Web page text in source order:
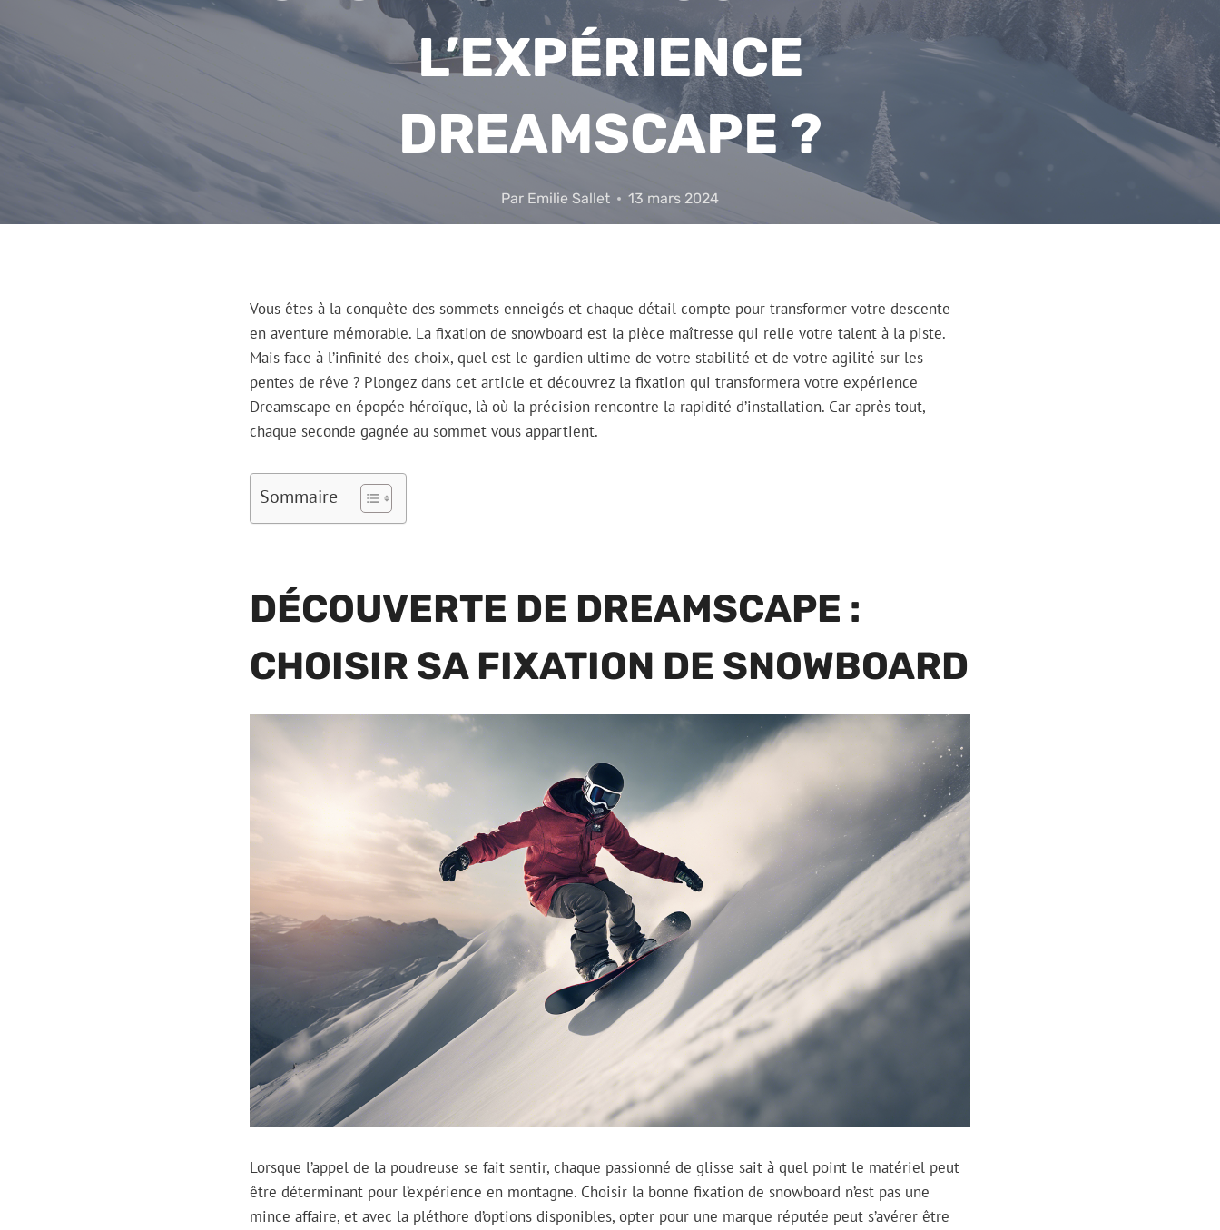
L’EXPÉRIENCE
DREAMSCAPE ?
Par Emilie Sallet 13 mars 2024
Vous êtes à la conquête des sommets enneigés et chaque détail compte pour transformer votre descente
en aventure mémorable. La fixation de snowboard est la pièce maîtresse qui relie votre talent à la piste.
Mais face à l’infinité des choix, quel est le gardien ultime de votre stabilité et de votre agilité sur les
pentes de rêve ? Plongez dans cet article et découvrez la fixation qui transformera votre expérience
Dreamscape en épopée héroïque, là où la précision rencontre la rapidité d’installation. Car après tout,
chaque seconde gagnée au sommet vous appartient.
Sommaire
DÉCOUVERTE DE DREAMSCAPE :
CHOISIR SA FIXATION DE SNOWBOARD
Lorsque l’appel de la poudreuse se fait sentir, chaque passionné de glisse sait à quel point le matériel peut
être déterminant pour l’expérience en montagne. Choisir la bonne fixation de snowboard n’est pas une
mince affaire, et avec la pléthore d’options disponibles, opter pour une marque réputée peut s’avérer être